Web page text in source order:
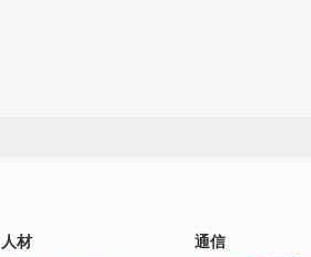
人材
通信